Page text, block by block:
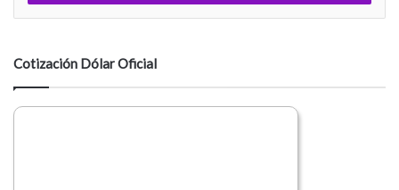
n
i
o
Cotización Dólar Oficial